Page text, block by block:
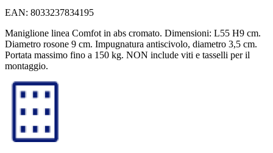
EAN: 8033237834195
Maniglione linea Comfot in abs cromato. Dimensioni: L55 H9 cm.
Diametro rosone 9 cm. Impugnatura antiscivolo, diametro 3,5 cm.
Portata massimo fino a 150 kg. NON include viti e tasselli per il
montaggio.